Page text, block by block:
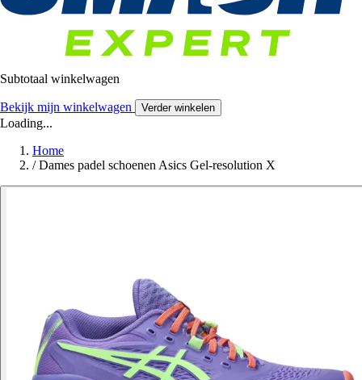
Subtotaal winkelwagen
Bekijk mijn winkelwagen Verder winkelen
Loading...
Home
/ Dames padel schoenen Asics Gel-resolution X